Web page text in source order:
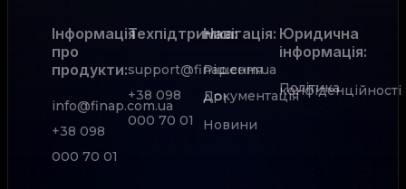
Інформація
про
продукти:
info@finap.com.ua
+38 098
000 70 01
Техпідтримка:
support@finap.com.ua
+38 098
000 70 01
Рішення
Документація
АРІ
Новини
Навігація: Юридична
інформація:
Політика
конфіденційності